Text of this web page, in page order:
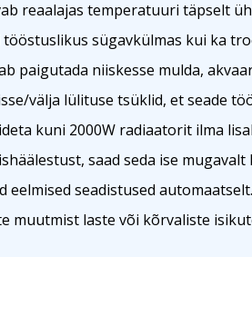
reaalajas temperatuuri täpselt
sügavkülmas kui ka
paigutada niiskesse mulda,
välja lülituse tsüklid, et seade
kuni 2000W radiaatorit ilma
saad seda ise mugavalt
seadistused automaatselt.
muutmist laste või kõrvaliste